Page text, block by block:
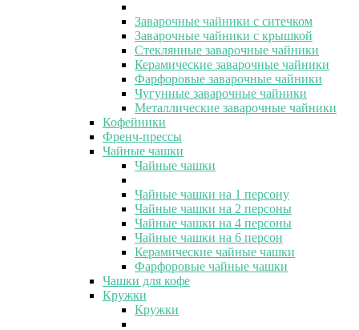
Заварочные чайники с ситечком
Заварочные чайники с крышкой
Стеклянные заварочные чайники
Керамические заварочные чайники
Фарфоровые заварочные чайники
Чугунные заварочные чайники
Металлические заварочные чайники
Кофейники
Френч-прессы
Чайные чашки
Чайные чашки
Чайные чашки на 1 персону
Чайные чашки на 2 персоны
Чайные чашки на 4 персоны
Чайные чашки на 6 персон
Керамические чайные чашки
Фарфоровые чайные чашки
Чашки для кофе
Кружки
Кружки